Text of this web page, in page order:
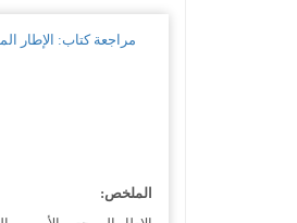
مراجعة كتاب: الإطار
الملخص: